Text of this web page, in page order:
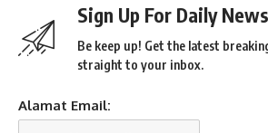
Sign Up For Daily
Be keep up! Get the latest
straight to your inbox.
Alamat Email: